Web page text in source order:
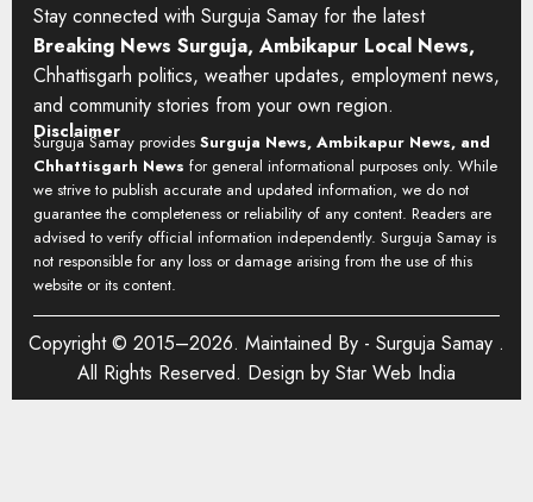
Stay connected with Surguja Samay for the latest
Breaking News Surguja, Ambikapur Local News,
Chhattisgarh politics, weather updates, employment news,
and community stories from your own region.
Disclaimer
Surguja Samay provides Surguja News, Ambikapur News, and
Chhattisgarh News for general informational purposes only. While
we strive to publish accurate and updated information, we do not
guarantee the completeness or reliability of any content. Readers are
advised to verify official information independently. Surguja Samay is
not responsible for any loss or damage arising from the use of this
website or its content.
Copyright © 2015–2026. Maintained By - Surguja Samay .
All Rights Reserved. Design by Star Web India